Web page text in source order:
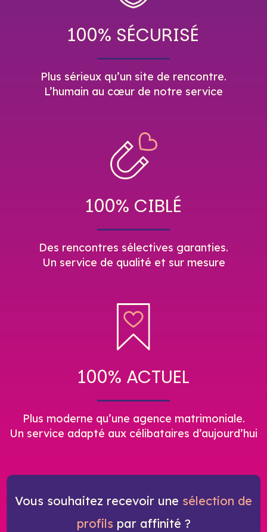
100% SÉCURISÉ
Plus sérieux qu’un site de rencontre.
L’humain au cœur de notre service
100% CIBLÉ
Des rencontres sélectives garanties.
Un service de qualité et sur mesure
100% ACTUEL
Plus moderne qu’une agence matrimoniale.
Un service adapté aux célibataires d’aujourd’hui
Vous souhaitez recevoir une sélection de
profils par affinité ?